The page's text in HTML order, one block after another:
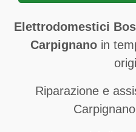
Elettrodomestici
Carpignano in
Riparazione e